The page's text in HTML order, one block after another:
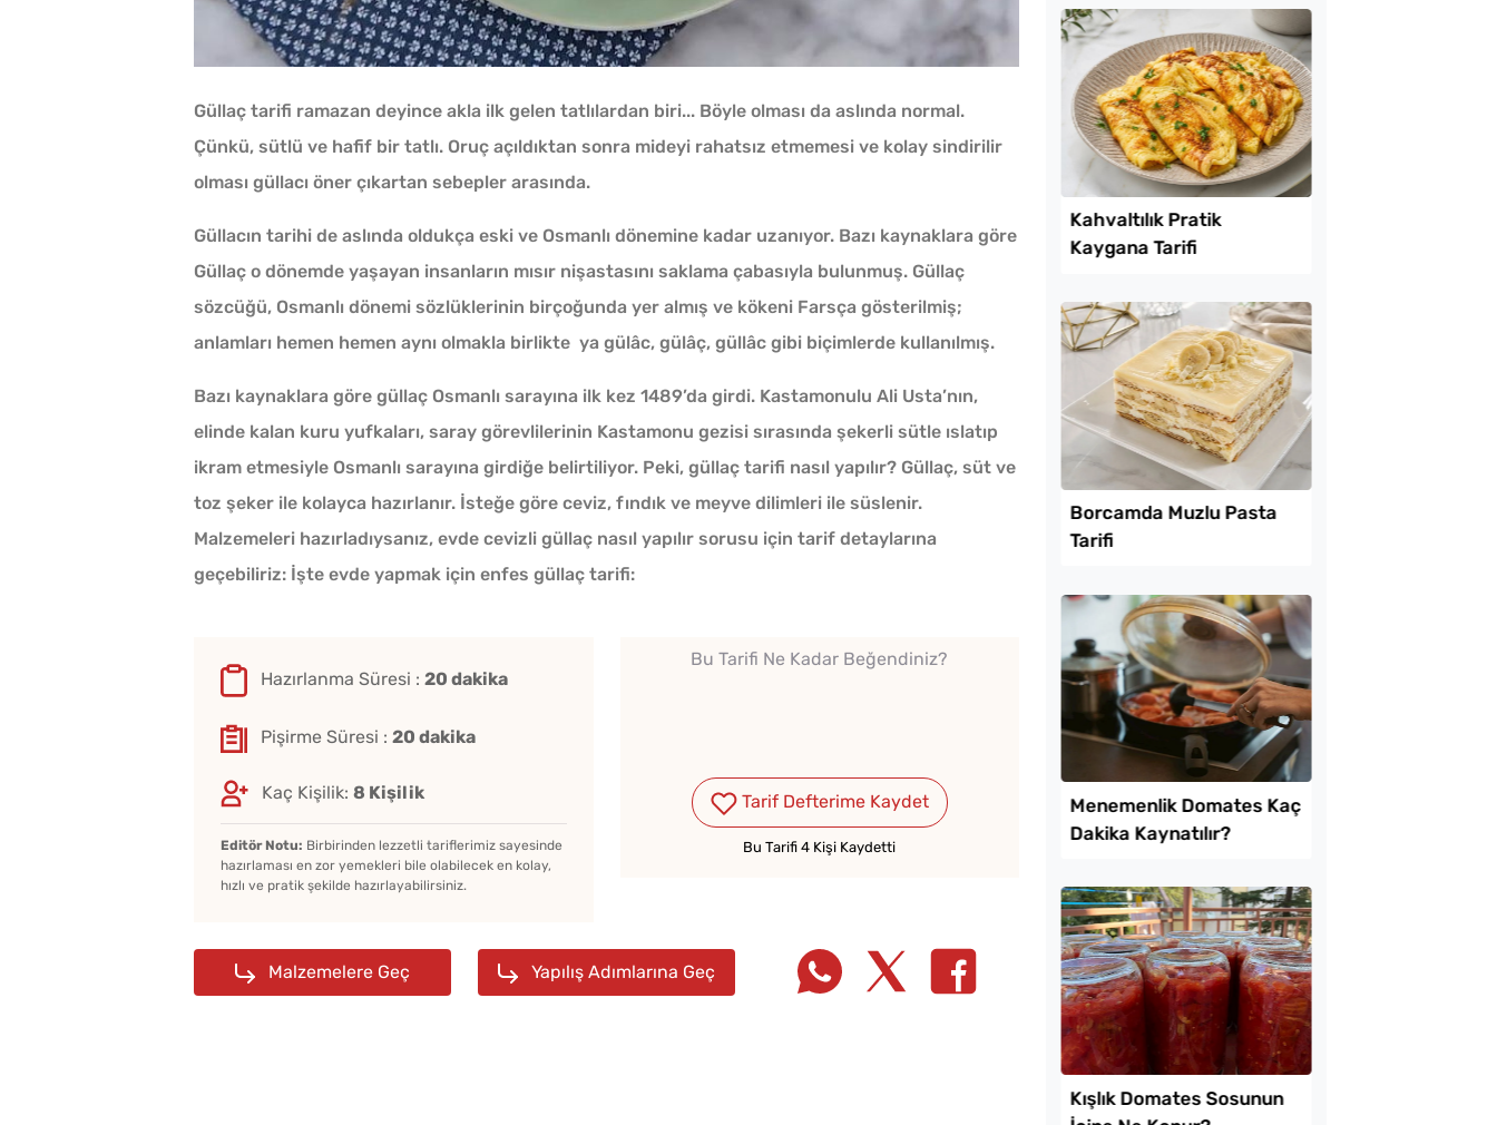
Güllaç tarifi ramazan deyince akla ilk gelen tatlılardan biri... Böyle olması da aslında normal.
Çünkü, sütlü ve hafif bir tatlı. Oruç açıldıktan sonra mideyi rahatsız etmemesi ve kolay sindirilir
olması güllacı öner çıkartan sebepler arasında.
Güllacın tarihi de aslında oldukça eski ve Osmanlı dönemine kadar uzanıyor. Bazı kaynaklara göre
Güllaç o dönemde yaşayan insanların mısır nişastasını saklama çabasıyla bulunmuş. Güllaç
sözcüğü, Osmanlı dönemi sözlüklerinin birçoğunda yer almış ve kökeni Farsça gösterilmiş;
anlamları hemen hemen aynı olmakla birlikte ya gülâc, gülâç, güllâc gibi biçimlerde kullanılmış.
Bazı kaynaklara göre güllaç Osmanlı sarayına ilk kez 1489’da girdi. Kastamonulu Ali Usta’nın,
elinde kalan kuru yufkaları, saray görevlilerinin Kastamonu gezisi sırasında şekerli sütle ıslatıp
ikram etmesiyle Osmanlı sarayına girdiğe belirtiliyor. Peki, güllaç tarifi nasıl yapılır? Güllaç, süt ve
toz şeker ile kolayca hazırlanır. İsteğe göre ceviz, fındık ve meyve dilimleri ile süslenir.
Malzemeleri hazırladıysanız, evde cevizli güllaç nasıl yapılır sorusu için tarif detaylarına
geçebiliriz: İşte evde yapmak için enfes güllaç tarifi:
Hazırlanma Süresi : 20 dakika
Pişirme Süresi : 20 dakika
Kaç Kişilik: 8 Kişilik
Editör Notu: Birbirinden lezzetli tariflerimiz sayesinde
hazırlaması en zor yemekleri bile olabilecek en kolay,
hızlı ve pratik şekilde hazırlayabilirsiniz.
Bu Tarifi Ne Kadar Beğendiniz?
Tarif Defterime Kaydet
Bu Tarifi 4 Kişi Kaydetti
Malzemelere Geç Yapılış Adımlarına Geç
Çiğ Domates Kavanozda
Nasıl Saklanır?
Tarhana Hamuru Kaç Gün
Mayalandırılır?
Ev Yapımı Domates Sosu
Kaç Yıl Dayanır?
Evde Elma Sirkesi
Yapmanın 4 Püf Noktası
Patlıcan Kızartması Tarifi
Kahvaltılık Pratik
Kaygana Tarifi
Çiğ Domates
Mayalandırılır?